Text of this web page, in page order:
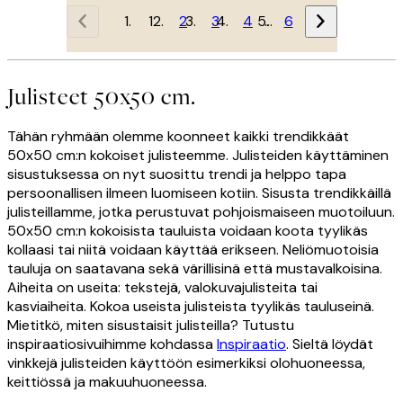
1 2 3 4 … 6
Julisteet 50x50 cm.
Tähän ryhmään olemme koonneet kaikki trendikkäät
50x50 cm:n kokoiset julisteemme. Julisteiden käyttäminen
sisustuksessa on nyt suosittu trendi ja helppo tapa
persoonallisen ilmeen luomiseen kotiin. Sisusta trendikkäillä
julisteillamme, jotka perustuvat pohjoismaiseen muotoiluun.
50x50 cm:n kokoisista tauluista voidaan koota tyylikäs
kollaasi tai niitä voidaan käyttää erikseen. Neliömuotoisia
tauluja on saatavana sekä värillisinä että mustavalkoisina.
Aiheita on useita: tekstejä, valokuvajulisteita tai
kasviaiheita. Kokoa useista julisteista tyylikäs tauluseinä.
Mietitkö, miten sisustaisit julisteilla? Tutustu
inspiraatiosivuihimme kohdassaInspiraatio. Sieltä löydät
vinkkejä julisteiden käyttöön esimerkiksi olohuoneessa,
keittiössä ja makuuhuoneessa.